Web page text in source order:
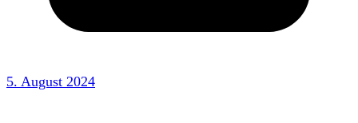
5. August 2024